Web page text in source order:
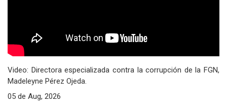
Video: Directora especializada contra la corrupción de la FGN,
Madeleyne Pérez Ojeda.
05 de Aug, 2026